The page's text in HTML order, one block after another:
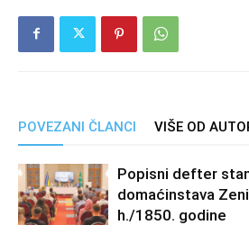
POVEZANI ČLANCI VIŠE OD
Popisni defter
domaćinstava
h./1850. godine